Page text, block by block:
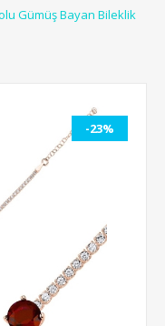
Gümüş Bayan Bileklik
-23%